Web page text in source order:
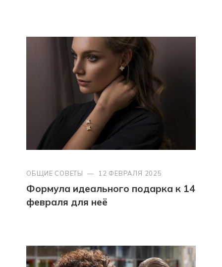
ОБЩИЕ СОВЕТЫ — 12 ФЕВРАЛЯ 2025
Формула идеального подарка к 14
февраля для неё